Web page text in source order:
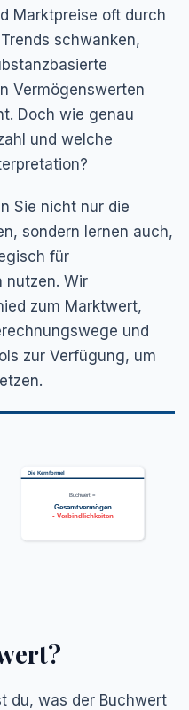
Marktpreise oft durch
schwanken,
Vermögenswerten
Doch wie genau
und welche
Sie nicht nur die
sondern lernen auch,
für
nutzen. Wir
zum Marktwert,
und
zur Verfügung, um
Die Kernformel
Buchwert =
Gesamtvermögen
- Verbindlichkeiten
du, was der Buchwert